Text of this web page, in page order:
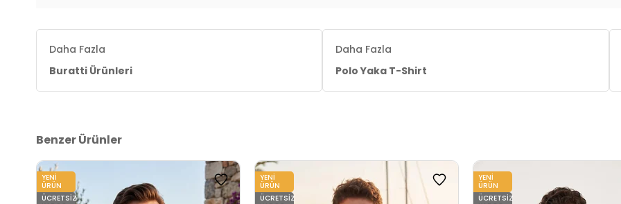
Daha Fazla
Buratti Ürünleri
Daha Fazla
Polo Yaka T-Shirt
Benzer Ürünler
YENI
ÜRÜN
ÜCRETSIZ
YENI
ÜRÜN
ÜCRETSIZ
YENI
ÜRÜN
ÜCRETSIZ